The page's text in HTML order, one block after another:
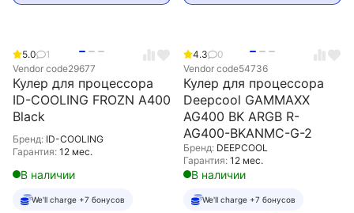
5.0
1
Vendor code29677
Кулер для процессора
ID-COOLING FROZN A400
Black
Бренд: ID-COOLING
Гарантия: 12 мес.
В наличии
We'll charge +7 бонусов
4.3
0
Vendor code54736
Кулер для процессора
Deepcool GAMMAXX
AG400 BK ARGB R-
AG400-BKANMC-G-2
Бренд: DEEPCOOL
Гарантия: 12 мес.
В наличии
We'll charge +7 бонусов